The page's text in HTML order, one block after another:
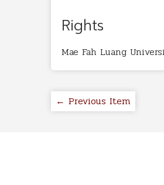
Rights
Mae Fah Luang
← Previous Item